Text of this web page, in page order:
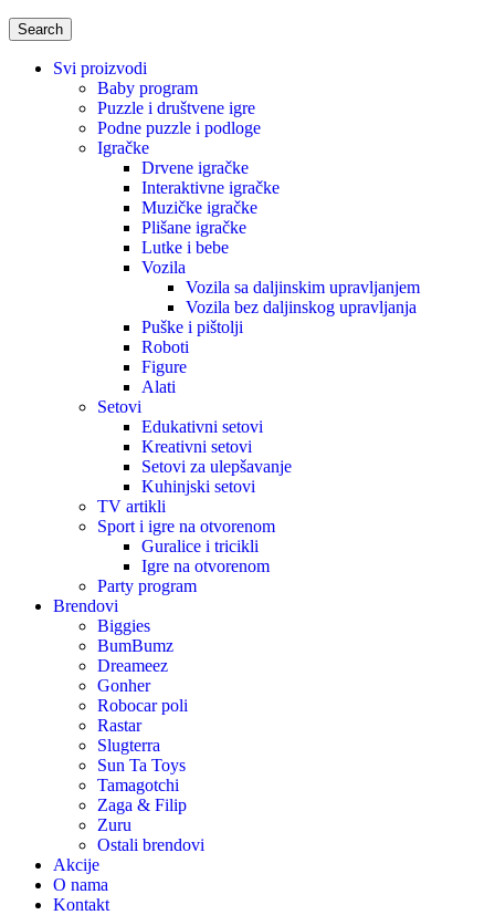
Search
Svi proizvodi
Baby program
Puzzle i društvene igre
Podne puzzle i podloge
Igračke
Drvene igračke
Interaktivne igračke
Muzičke igračke
Plišane igračke
Lutke i bebe
Vozila
Vozila sa daljinskim upravljanjem
Vozila bez daljinskog upravljanja
Puške i pištolji
Roboti
Figure
Alati
Setovi
Edukativni setovi
Kreativni setovi
Setovi za ulepšavanje
Kuhinjski setovi
TV artikli
Sport i igre na otvorenom
Guralice i tricikli
Igre na otvorenom
Party program
Brendovi
Biggies
BumBumz
Dreameez
Gonher
Robocar poli
Rastar
Slugterra
Sun Ta Toys
Tamagotchi
Zaga & Filip
Zuru
Ostali brendovi
Akcije
O nama
Kontakt